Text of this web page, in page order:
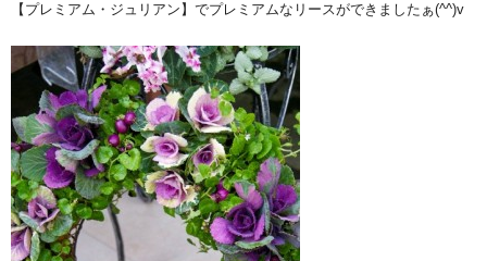
【プレミアム・ジュリアン】でプレミアムなリースができましたぁ(^^)v